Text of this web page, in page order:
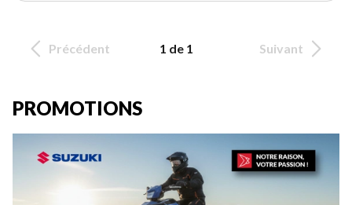
Précédent 1 de 1 Suivant
PROMOTIONS